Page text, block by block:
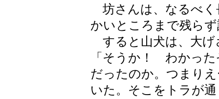
坊さんは、なるべく
かいところまで残ら
すると山犬は、大げ
「そうか！ わかっ
だったのか。つまり
いた。そこをトラが